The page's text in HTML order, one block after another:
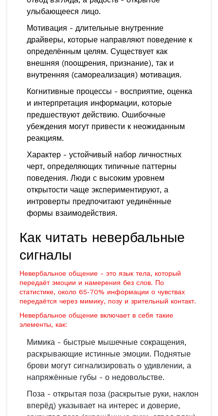
улыбающееся лицо.
Мотивация - длительные внутренние
драйверы, которые направляют поведение к
определённым целям. Существует как
внешняя (поощрения, признание), так и
внутренняя (самореализация) мотивация.
Когнитивные процессы - восприятие, оценка
и интерпретация информации, которые
предшествуют действию. Ошибочные
убеждения могут привести к неожиданным
реакциям.
Характер - устойчивый набор личностных
черт, определяющих типичные паттерны
поведения. Люди с высоким уровнем
открытости чаще экспериментируют, а
интроверты предпочитают уединённые
формы взаимодействия.
Как читать невербальные
сигналы
Невербальное общение - это язык тела, который
передаёт эмоции и намерения без слов. По
статистике, около 65‑70% информации о чувствах
передаётся через мимику, позу и зрительный контакт.
Невербальное общение включает в себя такие
элементы, как:
Мимика - быстрые мышечные сокращения,
раскрывающие истинные эмоции. Поднятые
брови могут сигнализировать о удивлении, а
напряжённые губы - о недовольстве.
Поза - открытая поза (раскрытые руки, наклон
вперёд) указывает на интерес и доверие,